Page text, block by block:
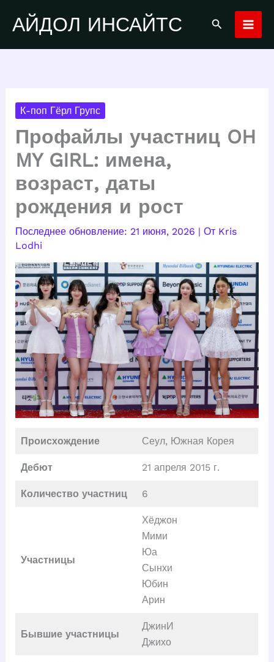
содержимому
АЙДОЛ ИНСАЙТС Поиск
К-поп Гёрл Групс
Профайлы участниц OH
MY GIRL: имена,
возраст, даты
рождения и рост
21 июня, 2026 | От Kris
Lodhi
Происхождение Сеул, Южная Корея
Дебют 21 апреля 2015 г.
Количество участниц 6
Участницы
Хёджон
Мими
Юа
Сынхи
Юбин
Арин
Бывшие участницы
ДжинИ
Джихо